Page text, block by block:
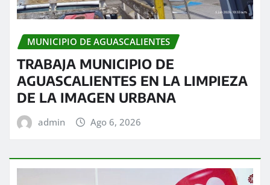
MUNICIPIO DE AGUASCALIENTES
TRABAJA MUNICIPIO DE
AGUASCALIENTES EN LA LIMPIEZA
DE LA IMAGEN URBANA
admin Ago 6, 2026